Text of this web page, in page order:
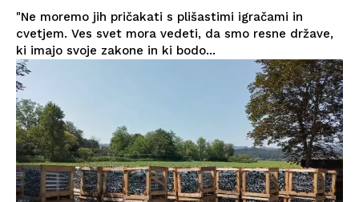
"Ne moremo jih pričakati s plišastimi igračami in
cvetjem. Ves svet mora vedeti, da smo resne države,
ki imajo svoje zakone in ki bodo...